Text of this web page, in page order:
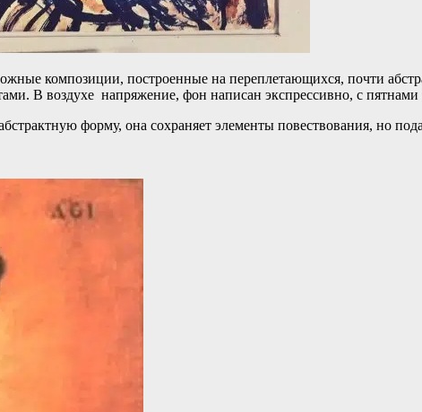
композиции, построенные на переплетающихся, почти
В воздухе напряжение, фон написан экспрессивно, с
форму, она сохраняет элементы повествования, но